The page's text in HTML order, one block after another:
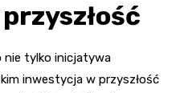
nie tylko inicjatywa
inwestycja w przyszłość